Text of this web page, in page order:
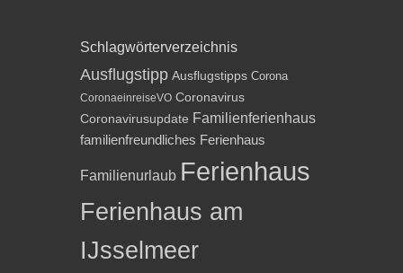
Schlagwörterverzeichnis
Ausflugstipp Ausflugstipps Corona
CoronaeinreiseVO Coronavirus
Coronavirusupdate Familienferienhaus
familienfreundliches Ferienhaus
Familienurlaub Ferienhaus
Ferienhaus am
IJsselmeer